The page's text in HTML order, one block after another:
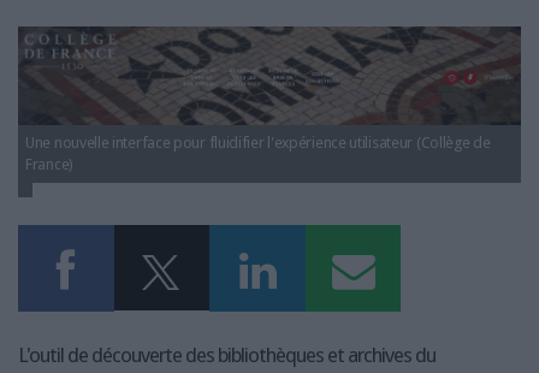
LE MAGAZINE
LES GUIDES PRATIQUES
LES BASES DE DONNÉES
L'AGENDA
L'ANNUAIRE DES ACTEURS
LES LIVRES BLANCS
LES SUPPLÉMENTS
NOS OFFRES D'ABONNEMENTS
omnia.jpg
Une nouvelle interface pour fluidifier l'expérience utilisateur (Collège de
France)
L'outil de découverte des bibliothèques et archives du